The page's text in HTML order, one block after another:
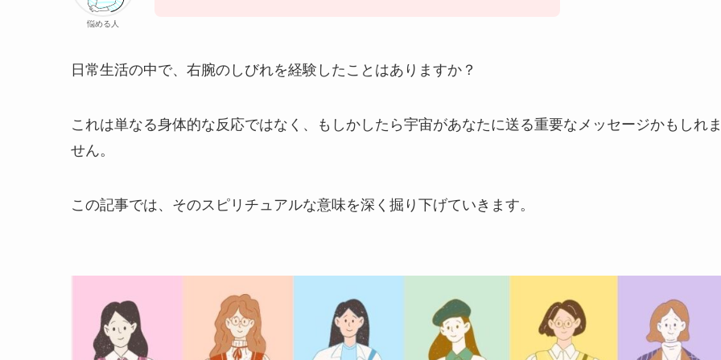
悩める人
日常生活の中で、右腕のしびれを経験したことはありますか？
これは単なる身体的な反応ではなく、もしかしたら宇宙があなたに送る重要なメッセージかもしれ
せん。
この記事では、そのスピリチュアルな意味を深く掘り下げていきます。